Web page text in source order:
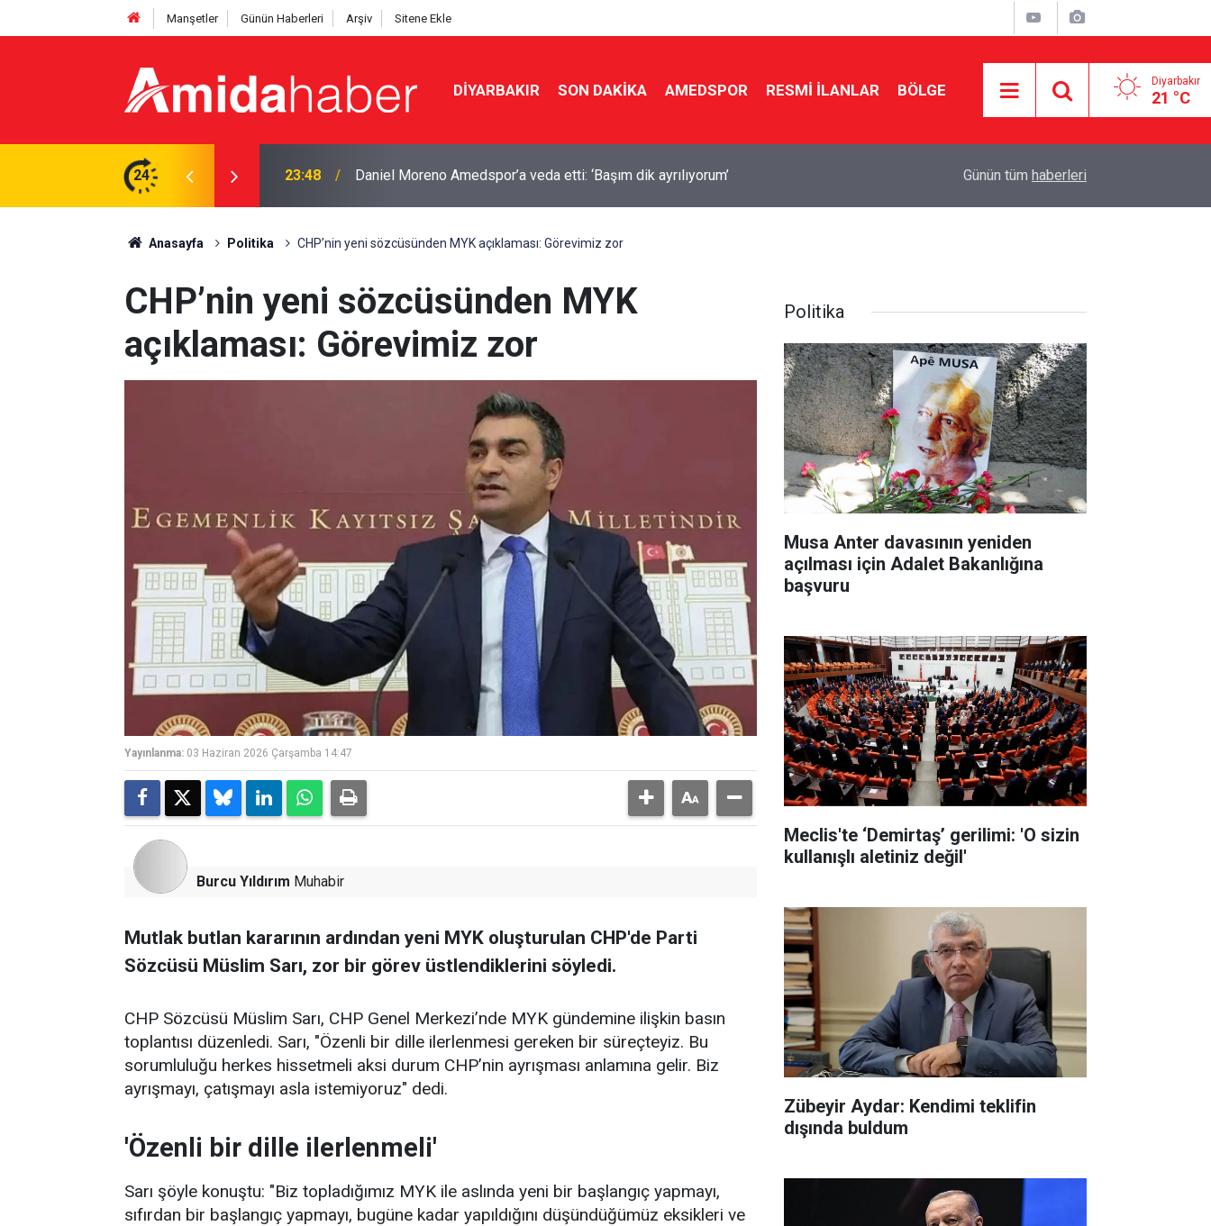
Manşetler Günün Haberleri Arşiv Sitene Ekle
DIYARBAKIR SON DAKIKA AMEDSPOR RESMI İLANLAR BÖLGE Diyarbakır
21 °C
24
‘Başım dik ayrılıyorum’ 23:25 Pezeşkiyan’dan ABD ile mutabakat mesajı: Neden sürekli savaşalım? Musa Anter davasının yeniden açılması için
Günün tüm haberleri
Anasayfa Politika CHP’nin yeni sözcüsünden MYK açıklaması: Görevimiz zor
CHP’nin yeni sözcüsünden MYK
açıklaması: Görevimiz zor
Yayınlanma: 03 Haziran 2026 Çarşamba 14:47
Burcu Yıldırım Muhabir
Mutlak butlan kararının ardından yeni MYK oluşturulan CHP'de Parti
Sözcüsü Müslim Sarı, zor bir görev üstlendiklerini söyledi.
CHP Sözcüsü Müslim Sarı, CHP Genel Merkezi’nde MYK gündemine ilişkin basın
toplantısı düzenledi. Sarı, "Özenli bir dille ilerlenmesi gereken bir süreçteyiz. Bu
sorumluluğu herkes hissetmeli aksi durum CHP’nin ayrışması anlamına gelir. Biz
ayrışmayı, çatışmayı asla istemiyoruz" dedi.
'Özenli bir dille ilerlenmeli'
Sarı şöyle konuştu: "Biz topladığımız MYK ile aslında yeni bir başlangıç yapmayı,
sıfırdan bir başlangıç yapmayı, bugüne kadar yapıldığını düşündüğümüz eksikleri ve
Politika
Musa Anter davasının yeniden
açılması için Adalet Bakanlığına
başvuru
Meclis'te ‘Demirtaş’ gerilimi: 'O sizin
kullanışlı aletiniz değil'
Zübeyir Aydar: Kendimi teklifin
dışında buldum